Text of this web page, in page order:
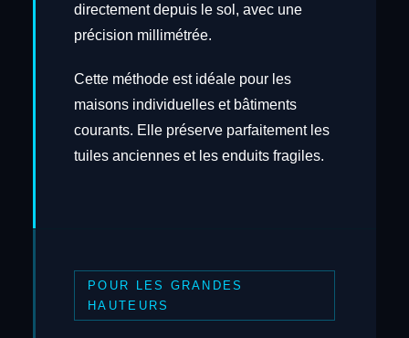
directement depuis le sol, avec une
précision millimétrée.
Cette méthode est idéale pour les
maisons individuelles et bâtiments
courants. Elle préserve parfaitement les
tuiles anciennes et les enduits fragiles.
POUR LES GRANDES
HAUTEURS